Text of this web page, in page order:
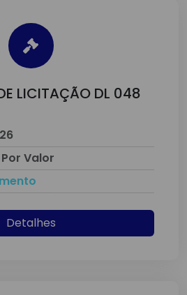
LICITAÇÃO DL 048
Valor
Detalhes